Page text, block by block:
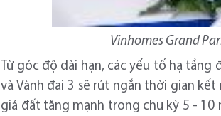
Vinhomes Grand
Từ góc độ dài hạn, các yếu tố hạ tầng
và Vành đai 3 sẽ rút ngắn thời gian
giá đất tăng mạnh trong chu kỳ 5 - 10